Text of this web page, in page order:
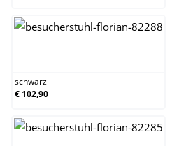
schwarz
€ 102,90